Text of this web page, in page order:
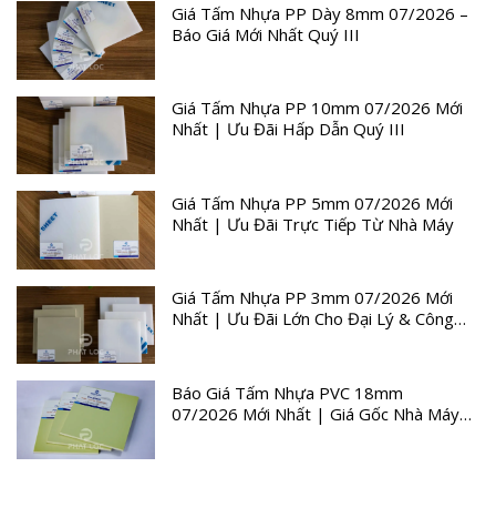
Giá Tấm Nhựa PP Dày 8mm 07/2026 –
Báo Giá Mới Nhất Quý III
Giá Tấm Nhựa PP 10mm 07/2026 Mới
Nhất | Ưu Đãi Hấp Dẫn Quý III
Giá Tấm Nhựa PP 5mm 07/2026 Mới
Nhất | Ưu Đãi Trực Tiếp Từ Nhà Máy
Giá Tấm Nhựa PP 3mm 07/2026 Mới
Nhất | Ưu Đãi Lớn Cho Đại Lý & Công
Báo Giá Tấm Nhựa PVC 18mm
07/2026 Mới Nhất | Giá Gốc Nhà Máy